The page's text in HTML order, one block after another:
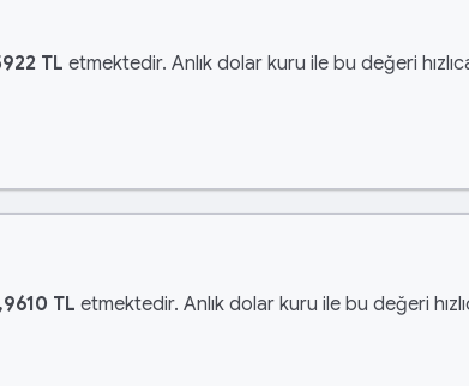
TL etmektedir. Anlık dolar kuru ile bu değeri
TL etmektedir. Anlık dolar kuru ile bu değeri